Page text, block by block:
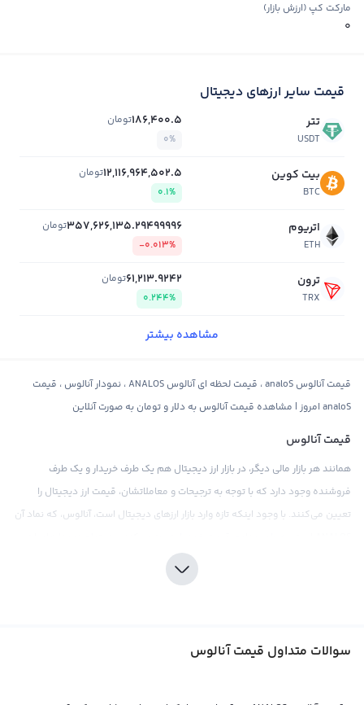
مارکت کپ (ارزش بازار)
0
قیمت سایر ارزهای دیجیتال
تتر
USDT
186,400.5تومان
0%
بیت کوین
BTC
12,116,964,502.5تومان
0.1%
اتریوم
ETH
357,626,135.29499996تومان
-0.013%
ترون
TRX
61,213.9242تومان
0.244%
مشاهده بیشتر
قیمت آنالوس analoS ، قیمت لحظه ای آنالوس ANALOS ، نمودار آنالوس ، قیمت
analoS امروز | مشاهده قیمت آنالوس به دلار و تومان به صورت آنلاین
قیمت آنالوس
همانند هر بازار مالی دیگر، در بازار ارز دیجیتال هم یک طرف خریدار و یک طرف
فروشنده وجود دارد که با توجه به ترجیحات و معاملاتشان، قیمت ارز دیجیتال را
تعیین می‌کنند. با وجود اینکه تازه وارد بازار ارزهای دیجیتال است، آنالوس، که نماد آن
قیمت آنالوس داشته باشند. بنابراین، توجه به اخبار و رویدادهای جاری در جهان
سوالات متداول قیمت آنالوس